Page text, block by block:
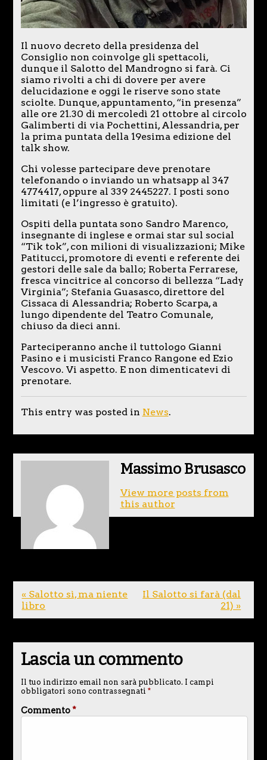
Il nuovo decreto della presidenza del
Consiglio non coinvolge gli spettacoli,
dunque il Salotto del Mandrogno si farà. Ci
siamo rivolti a chi di dovere per avere
delucidazione e oggi le riserve sono state
sciolte. Dunque, appuntamento, “in presenza”
alle ore 21.30 di mercoledì 21 ottobre al circolo
Galimberti di via Pochettini, Alessandria, per
la prima puntata della 19esima edizione del
talk show.
Chi volesse partecipare deve prenotare
telefonando o inviando un whatsapp al 347
4774417, oppure al 339 2445227. I posti sono
limitati (e l’ingresso è gratuito).
Ospiti della puntata sono Sandro Marenco,
insegnante di inglese e ormai star sul social
“Tik tok”, con milioni di visualizzazioni; Mike
Patitucci, promotore di eventi e referente dei
gestori delle sale da ballo; Roberta Ferrarese,
fresca vincitrice al concorso di bellezza “Lady
Virginia”; Stefania Guasasco, direttore del
Cissaca di Alessandria; Roberto Scarpa, a
lungo dipendente del Teatro Comunale,
chiuso da dieci anni.
Parteciperanno anche il tuttologo Gianni
Pasino e i musicisti Franco Rangone ed Ezio
Vescovo. Vi aspetto. E non dimenticatevi di
prenotare.
This entry was posted in News.
Massimo Brusasco
View more posts from
this author
« Salotto sì, ma niente
libro
Il Salotto si farà (dal
21) »
Lascia un commento
Il tuo indirizzo email non sarà pubblicato. I campi
obbligatori sono contrassegnati *
Commento*